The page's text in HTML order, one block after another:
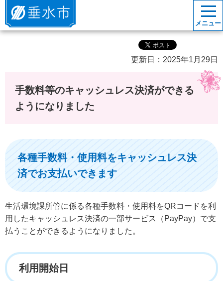
垂水市
メニュー
更新日：2025年1月29日
手数料等のキャッシュレス決済ができる
ようになりました
各種手数料・使用料をキャッシュレス決
済でお支払いできます
生活環境課所管に係る各種手数料・使用料をQRコードを利
用したキャッシュレス決済の一部サービス（PayPay）で支
払うことができるようになりました。
利用開始日